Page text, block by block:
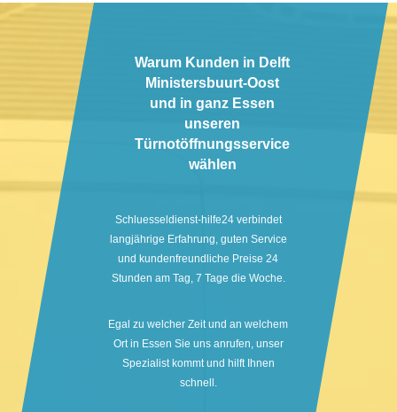
Warum Kunden in Delft
Ministersbuurt-Oost
und in ganz Essen
unseren
Türnotöffnungsservice
wählen
Schluesseldienst-hilfe24 verbindet
langjährige Erfahrung, guten Service
und kundenfreundliche Preise 24
Stunden am Tag, 7 Tage die Woche.
Egal zu welcher Zeit und an welchem
Ort in Essen Sie uns anrufen, unser
Spezialist kommt und hilft Ihnen
schnell.